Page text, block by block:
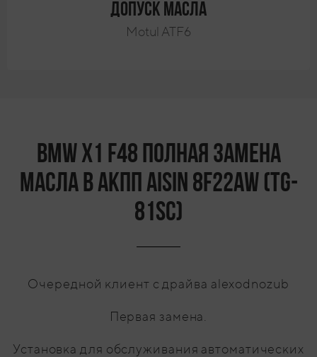
Допуск масла
Motul ATF6
BMW X1 F48 Полная замена
масла в АКПП Aisin 8F22AW (TG-
81SC)
Очередной клиент с драйва alexodnozub
Первая замена.
Установка для обслуживания автоматических